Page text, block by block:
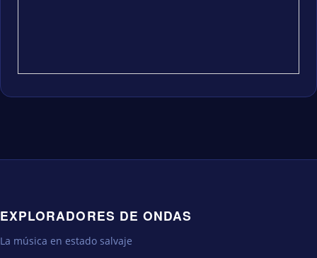
EXPLORADORES DE ONDAS
La música en estado salvaje